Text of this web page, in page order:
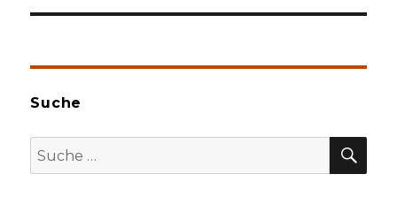
Suche
Suche
nach: